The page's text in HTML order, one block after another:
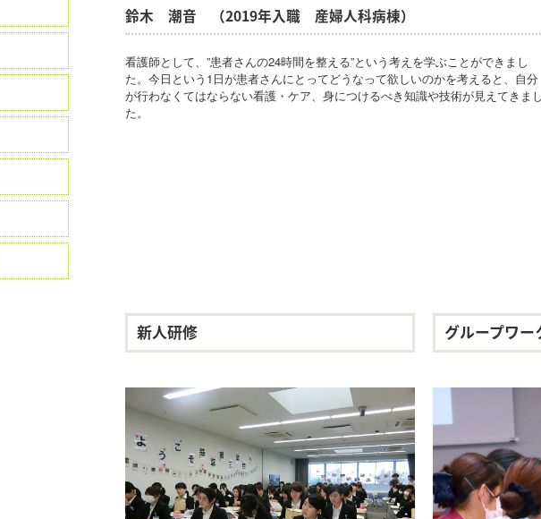
鈴木 潮音 （2019年入職 産婦人科病棟）
看護師として、”患者さんの24時間を整える”という考えを学ぶことができまし
た。今日という1日が患者さんにとってどうなって欲しいのかを考えると、自分
が行わなくてはならない看護・ケア、身につけるべき知識や技術が見えてきまし
た。
新人研修 グループワー